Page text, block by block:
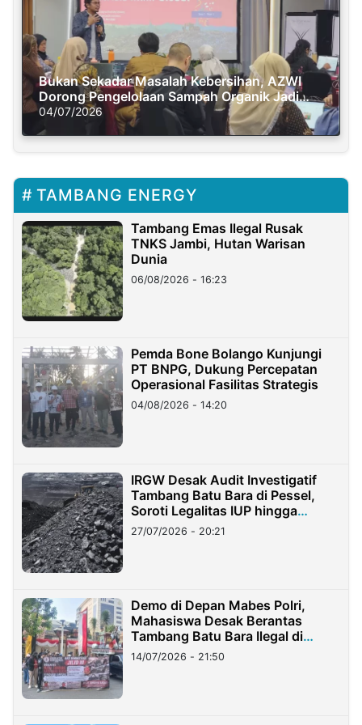
Bukan Sekadar Masalah Kebersihan, AZWI
Dorong Pengelolaan Sampah Organik Jadi
Solusi Krisis Iklim
04/07/2026
TAMBANG ENERGY
Tambang Emas Ilegal Rusak
TNKS Jambi, Hutan Warisan
Dunia
06/08/2026 - 16:23
Pemda Bone Bolango Kunjungi
PT BNPG, Dukung Percepatan
Operasional Fasilitas Strategis
04/08/2026 - 14:20
IRGW Desak Audit Investigatif
Tambang Batu Bara di Pessel,
Soroti Legalitas IUP hingga
Stockpile
27/07/2026 - 20:21
Demo di Depan Mabes Polri,
Mahasiswa Desak Berantas
Tambang Batu Bara Ilegal di
Lampung
14/07/2026 - 21:50